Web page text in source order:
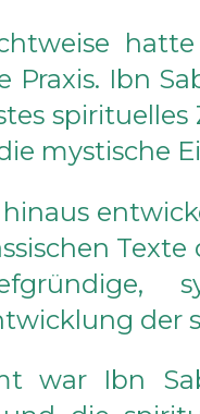
Praxis. Ibn
mystische
der
war Ibn